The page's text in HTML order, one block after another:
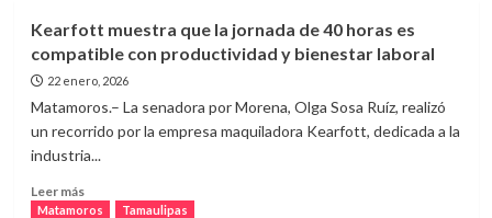
alcalde
ejido
Mariano
Matamoros
atiende
demandas
Kearfott muestra que la jornada de 40 horas es
compatible con productividad y bienestar laboral
22 enero, 2026
Matamoros.– La senadora por Morena, Olga Sosa Ruíz, realizó
un recorrido por la empresa maquiladora Kearfott, dedicada a la
industria...
Leer másLeer
más
Matamoros Tamaulipas